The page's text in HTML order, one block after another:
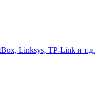
Linksys, TP-Link и т.д.